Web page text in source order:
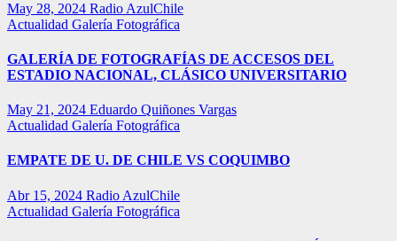
May 28, 2024 Radio AzulChile
Actualidad Galería Fotográfica
GALERÍA DE FOTOGRAFÍAS DE ACCESOS DEL
ESTADIO NACIONAL, CLÁSICO UNIVERSITARIO
May 21, 2024 Eduardo Quiñones Vargas
Actualidad Galería Fotográfica
EMPATE DE U. DE CHILE VS COQUIMBO
Abr 15, 2024 Radio AzulChile
Actualidad Galería Fotográfica